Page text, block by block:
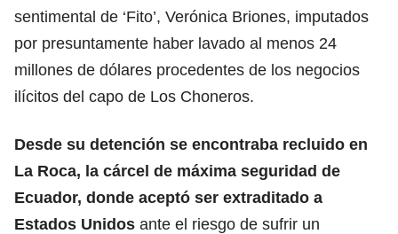
sentimental de ‘Fito’, Verónica Briones, imputados
por presuntamente haber lavado al menos 24
millones de dólares procedentes de los negocios
ilícitos del capo de Los Choneros.
Desde su detención se encontraba recluido en
La Roca, la cárcel de máxima seguridad de
Ecuador, donde aceptó ser extraditado a
Estados Unidos ante el riesgo de sufrir un